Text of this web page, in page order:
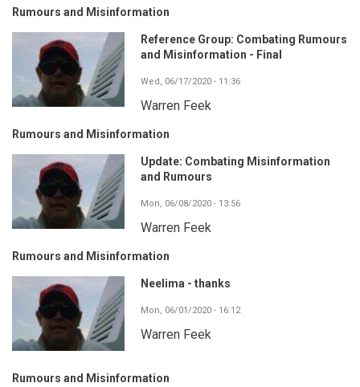
Rumours and Misinformation
Reference Group: Combating Rumours
and Misinformation - Final
Wed, 06/17/2020 - 11:36
Warren Feek
Rumours and Misinformation
Update: Combating Misinformation
and Rumours
Mon, 06/08/2020 - 13:56
Warren Feek
Rumours and Misinformation
Neelima - thanks
Mon, 06/01/2020 - 16:12
Warren Feek
Rumours and Misinformation